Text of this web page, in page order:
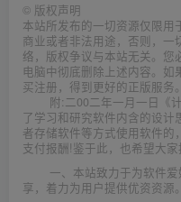
© 版权声明
本站所发布的一切资源仅限
商业或者非法用途，否则，一
络，版权争议与本站无关。您
电脑中彻底删除上述内容。
买注册，得到更好的正版服务。
附:二00二年一月一日《
了学习和研究软件内含的设计
者存储软件等方式使用软件的
支付报酬!鉴于此，也希望大
一、本站致力于为软件
享，着力为用户提供优资资源。